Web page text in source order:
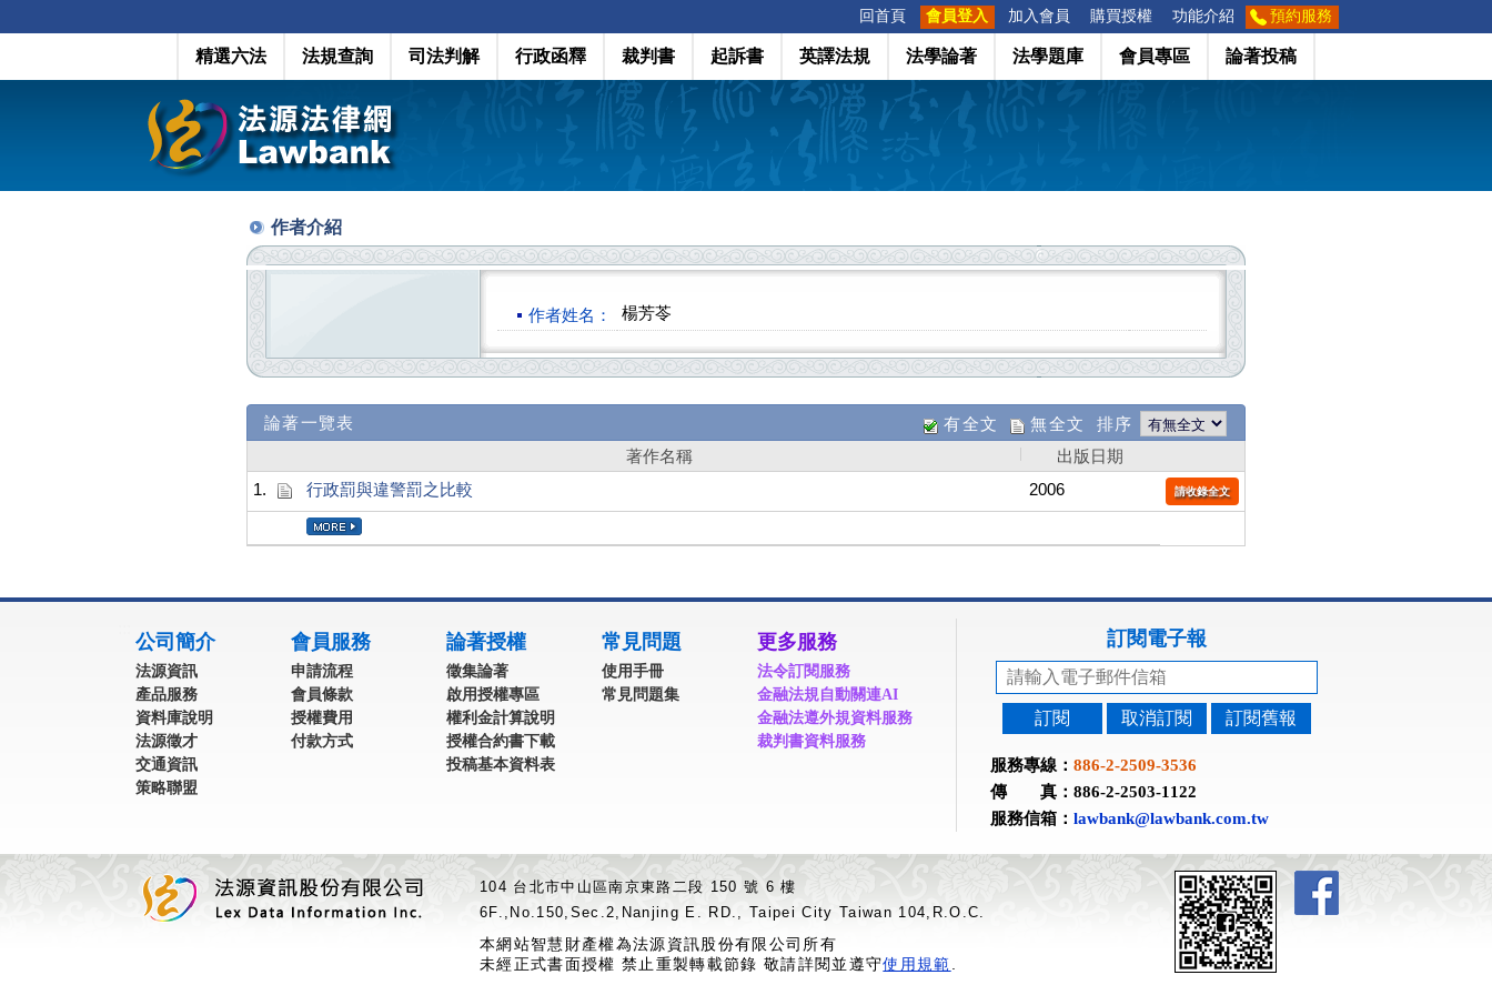
回首頁 會員登入 加入會員 購買授權 功能介紹 預約服務
精選六法 法規查詢 司法判解 行政函釋 裁判書 起訴書 英譯法規 法學論著 法學題庫 會員專區 論著投稿
作者介紹
作者姓名： 楊芳苓
論著一覽表 有全文 無全文 排序
著作名稱
出版日期
1.
行政罰與違警罰之比較 2006 請收錄全文
公司簡介
法源資訊
產品服務
資料庫說明
法源徵才
交通資訊
策略聯盟
會員服務
申請流程
會員條款
授權費用
付款方式
論著授權
徵集論著
啟用授權專區
權利金計算說明
授權合約書下載
投稿基本資料表
常見問題
使用手冊
常見問題集
更多服務
法令訂閱服務
金融法規自動關連AI
金融法遵外規資料服務
裁判書資料服務
訂閱電子報
訂閱 取消訂閱 訂閱舊報
服務專線： 886-2-2509-3536
傳 真：886-2-2503-1122
服務信箱： lawbank@lawbank.com.tw
104 台北市中山區南京東路二段 150 號 6 樓
6F.,No.150,Sec.2,Nanjing E. RD., Taipei City Taiwan 104,R.O.C.
本網站智慧財產權為法源資訊股份有限公司所有
未經正式書面授權 禁止重製轉載節錄 敬請詳閱並遵守使用規範